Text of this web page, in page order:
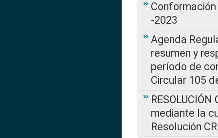
-2023
Agenda
resumen y
período de
Circular 105
mediante la
Resolución